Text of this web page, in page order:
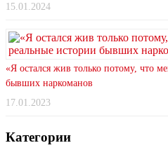
15.01.2024
«Я остался жив только потому, что
бывших наркоманов
17.01.2023
Категории